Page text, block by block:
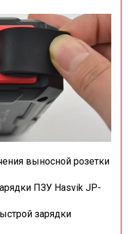
выносной розетки
ПЗУ Hasvik JP-
зарядки